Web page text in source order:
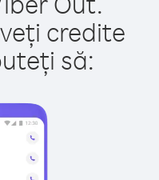
credite
să: